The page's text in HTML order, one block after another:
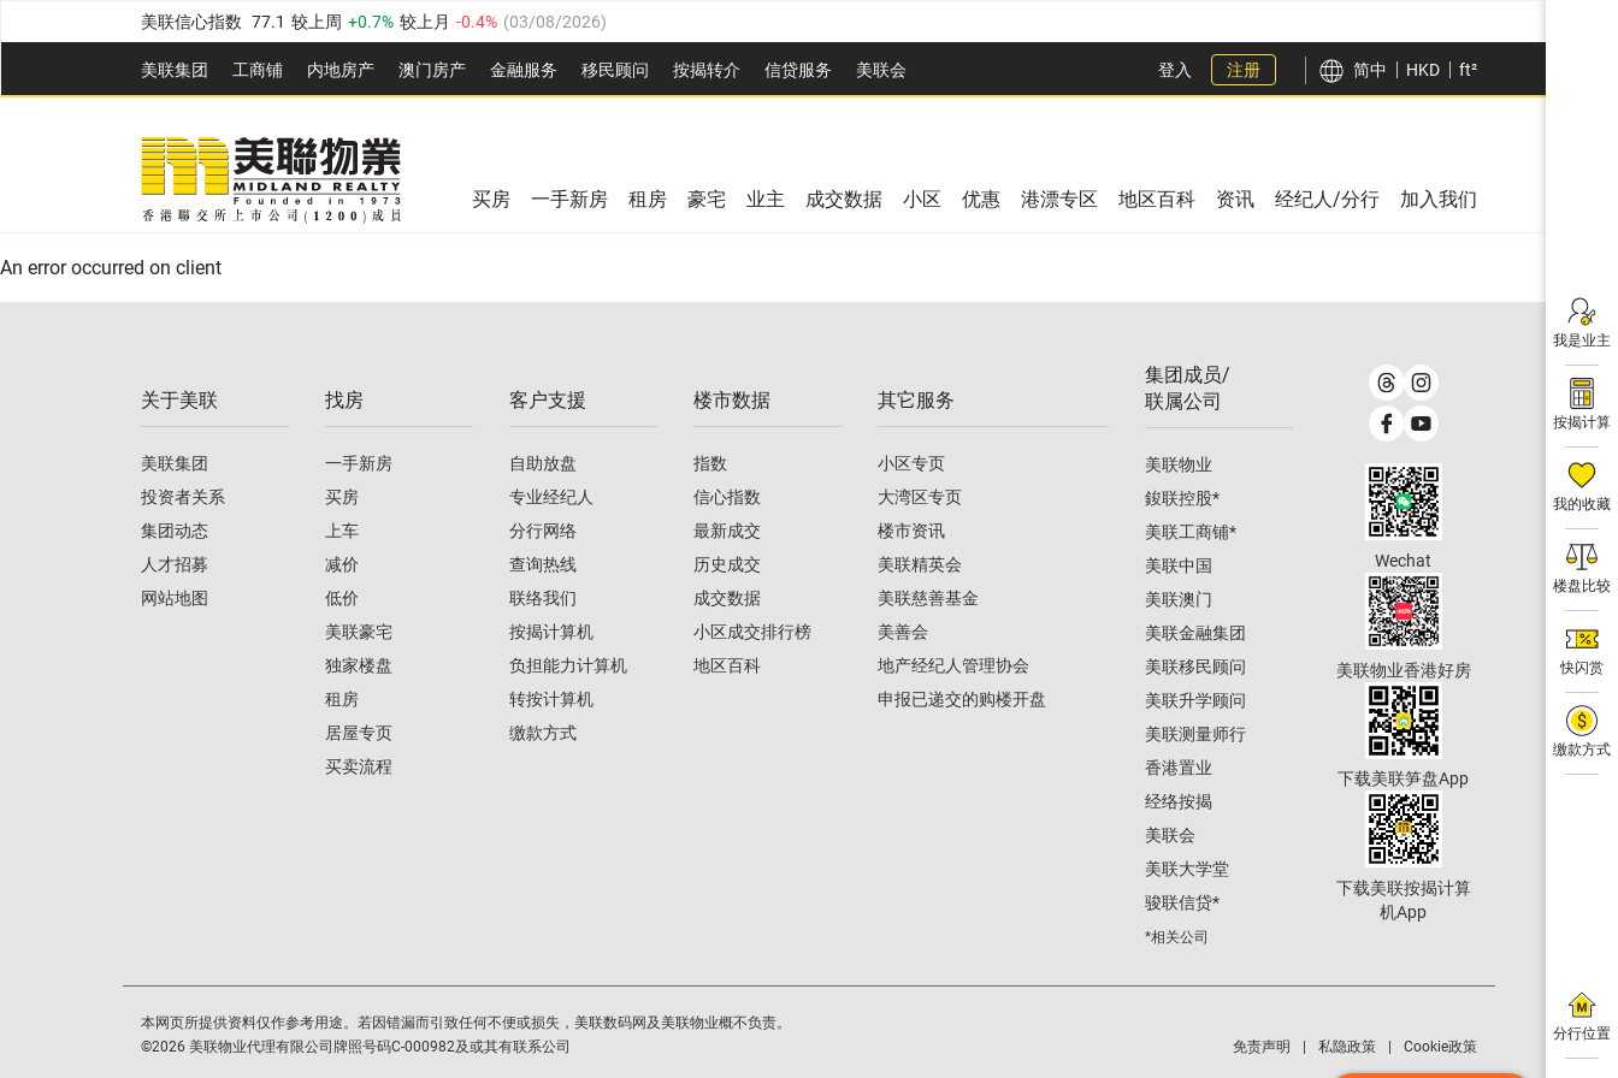
美联信心指数 77.1 较上周 0.7% 较上月 -0.4% (03/08/2026)
全港指数 149.1 较上周 0% 较上月 0.4% ( 03/08/2026
港岛指数 157.4 较上周 -0.3% 较上月 -0.8% (03/08/2026)
九龙指数 156.4 较上周 -0.1% 较上月
新界指数 134.8 较上周 0.1% 较上月 03/08/2026
美联信心指数 77.1 较上周 0.7% 较上月
美联集团 工商铺 内地房产 澳⻔房产 金融服务 移民顾问 按揭转介 信贷服务 美联会
全港指数 149.1 较上周 0% 较上月
美联信心指数 较上周 0.7% 03/08/2026
登入 注册 简中 HKD ft²
我是业主
按揭计算
我的收藏
楼盘比较
快闪赏
缴款方式
分行位置
买房 一手新房 租房 豪宅 业主 成交数据 小区 优惠 港漂专区 地区百科 资讯 经纪人/分行 加入我们
An error occurred on client
关于美联
美联集团
投资者关系
集团动态
人才招募
网站地图
找房
一手新房
买房
上车
减价
低价
美联豪宅
独家楼盘
租房
居屋专页
买卖流程
客户支援
自助放盘
专业经纪人
分行网络
查询热线
联络我们
按揭计算机
负担能力计算机
转按计算机
缴款方式
楼市数据
指数
信心指数
最新成交
历史成交
成交数据
小区成交排行榜
地区百科
其它服务
小区专页
大湾区专页
楼市资讯
美联精英会
美联慈善基金
美善会
地产经纪人管理协会
申报已递交的购楼开盘
集团成员/
联属公司
美联物业
鋑联控股*
美联工商铺*
美联中国
美联澳门
美联金融集团
美联移民顾问
美联升学顾问
美联测量师行
香港置业
经络按揭
美联会
美联大学堂
骏联信贷*
*相关公司
Wechat
美联物业香港好房
下载美联笋盘App
下载美联按揭计算
机App
本网页所提供资料仅作参考用途。若因错漏而引致任何不便或损失，美联数码网及美联物业概不负责。
©2026 美联物业代理有限公司牌照号码C-000982及或其有联系公司 免责声明 私隐政策 Cookie政策